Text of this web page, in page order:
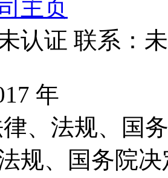
主页
认证 联系：
年
、法规、国
规、国务院